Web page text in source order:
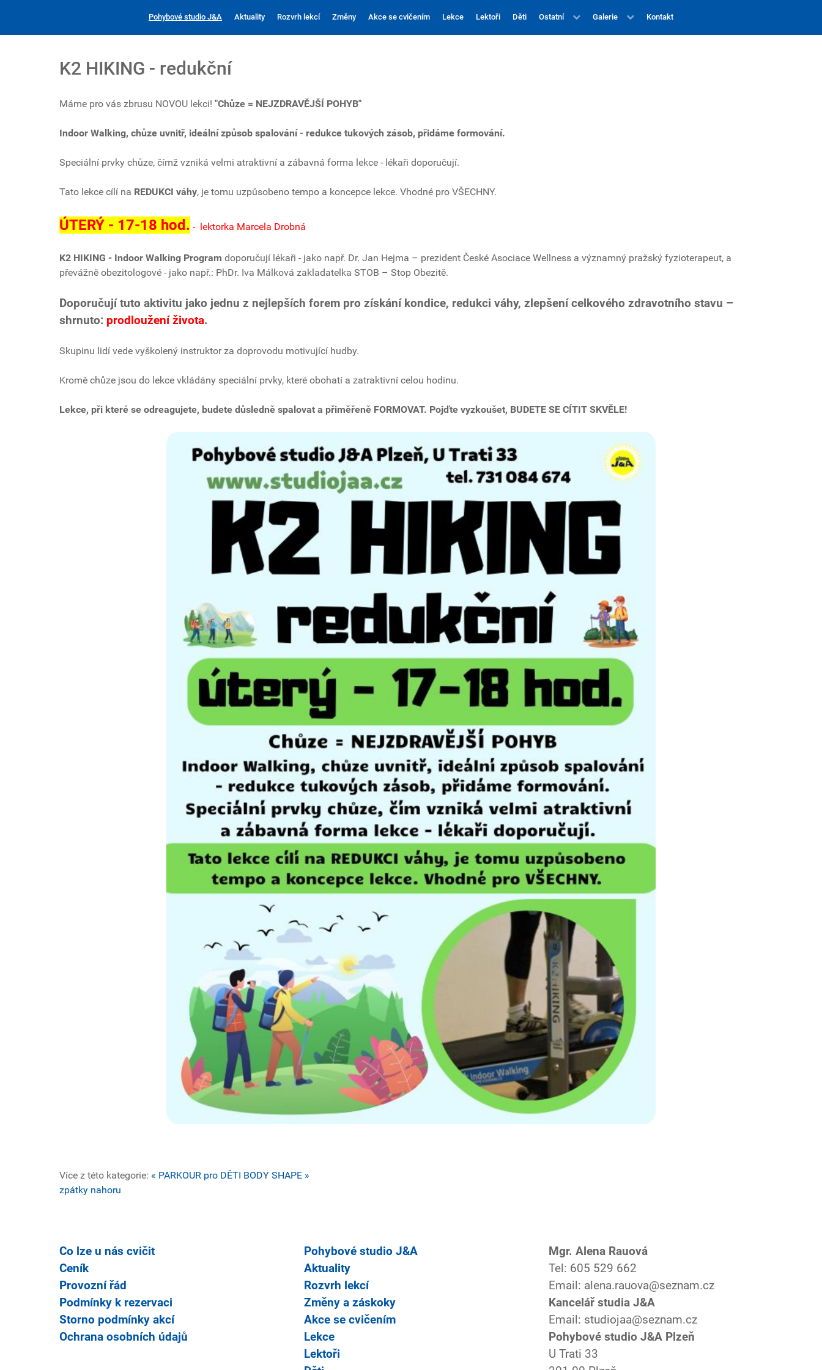
Pohybové studio J&A Aktuality Rozvrh lekcí Změny Akce se cvičením Lekce Lektoři Děti Ostatní Galerie Kontakt
K2 HIKING - redukční
Máme pro vás zbrusu NOVOU lekci! "Chůze = NEJZDRAVĚJŠÍ POHYB"
Indoor Walking, chůze uvnitř, ideální způsob spalování - redukce tukových zásob, přidáme formování.
Speciální prvky chůze, čímž vzniká velmi atraktivní a zábavná forma lekce - lékaři doporučují.
Tato lekce cílí na REDUKCI váhy, je tomu uzpůsobeno tempo a koncepce lekce. Vhodné pro VŠECHNY.
ÚTERÝ - 17-18 hod. - lektorka Marcela Drobná
K2 HIKING - Indoor Walking Program doporučují lékaři - jako např. Dr. Jan Hejma – prezident České Asociace Wellness a významný pražský fyzioterapeut, a
převážně obezitologové - jako např.: PhDr. Iva Málková zakladatelka STOB – Stop Obezitě.
Doporučují tuto aktivitu jako jednu z nejlepších forem pro získání kondice, redukci váhy, zlepšení celkového zdravotního stavu –
shrnuto: prodloužení života.
Skupinu lidí vede vyškolený instruktor za doprovodu motivující hudby.
Kromě chůze jsou do lekce vkládány speciální prvky, které obohatí a zatraktivní celou hodinu.
Lekce, při které se odreagujete, budete důsledně spalovat a přiměřeně FORMOVAT. Pojďte vyzkoušet, BUDETE SE CÍTIT SKVĚLE!
Více z této kategorie: « PARKOUR pro DĚTI BODY SHAPE »
zpátky nahoru
Co lze u nás cvičit
Ceník
Provozní řád
Podmínky k rezervaci
Storno podmínky akcí
Ochrana osobních údajů
Pohybové studio J&A
Aktuality
Rozvrh lekcí
Změny a záskoky
Akce se cvičením
Lekce
Lektoři
Mgr. Alena Rauová
Tel: 605 529 662
Email: alena.rauova@seznam.cz
Kancelář studia J&A
Email: studiojaa@seznam.cz
Pohybové studio J&A Plzeň
U Trati 33